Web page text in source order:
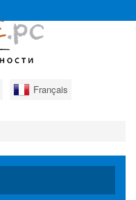
Français